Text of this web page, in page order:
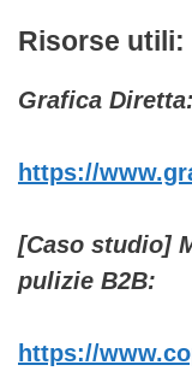
Risorse utili:
Grafica Diretta:
https://
[Caso studio]
pulizie B2B:
https://